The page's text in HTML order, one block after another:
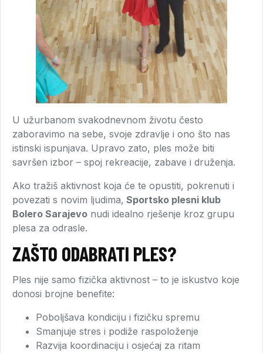
U užurbanom svakodnevnom životu često
zaboravimo na sebe, svoje zdravlje i ono što nas
istinski ispunjava. Upravo zato, ples može biti
savršen izbor – spoj rekreacije, zabave i druženja.
Ako tražiš aktivnost koja će te opustiti, pokrenuti i
povezati s novim ljudima, Sportsko plesni klub
Bolero Sarajevo nudi idealno rješenje kroz grupu
plesa za odrasle.
ZAŠTO ODABRATI PLES?
Ples nije samo fizička aktivnost – to je iskustvo koje
donosi brojne benefite:
Poboljšava kondiciju i fizičku spremu
Smanjuje stres i podiže raspoloženje
Razvija koordinaciju i osjećaj za ritam